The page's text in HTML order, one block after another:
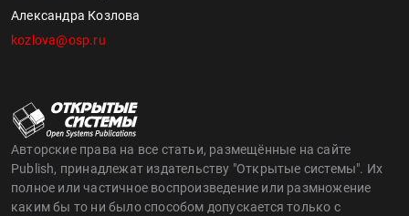
Александра Козлова
kozlova@osp.ru
Авторские права на все статьи, размещённые на сайте
Publish, принадлежат издательству "Открытые системы". Их
полное или частичное воспроизведение или размножение
каким бы то ни было способом допускается только с